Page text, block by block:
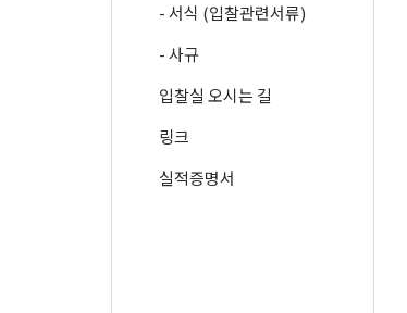
- 서식 (입찰관련서류)
- 사규
입찰실 오시는 길
링크
실적증명서